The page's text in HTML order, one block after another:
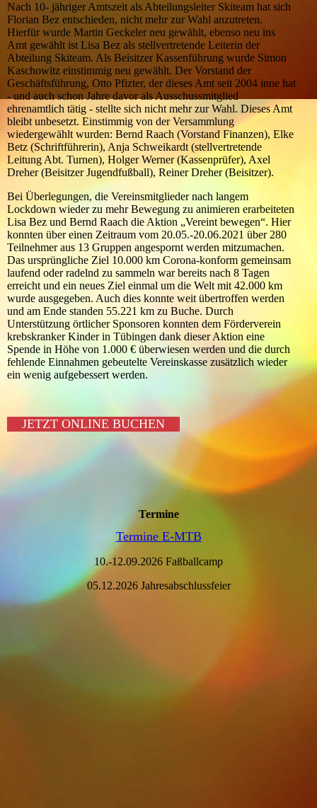
Nach 10- jähriger Amtszeit als Abteilungsleiter Skiteam hat sich
Florian Bez entschieden, nicht mehr zur Wahl anzutreten.
Hierfür wurde Martin Geckeler neu gewählt, ebenso neu ins
Amt gewählt ist Lisa Bez als stellvertretende Leiterin der
Abteilung Skiteam. Als Beisitzer Kassenführung wurde Simon
Kaschowitz einstimmig neu gewählt. Der Vorstand der
Geschäftsführung, Otto Pfizter, der dieses Amt seit 2004 inne hat
- und auch schon Jahre davor als Ausschussmitglied
ehrenamtlich tätig - stellte sich nicht mehr zur Wahl. Dieses Amt
bleibt unbesetzt. Einstimmig von der Versammlung
wiedergewählt wurden: Bernd Raach (Vorstand Finanzen), Elke
Betz (Schriftführerin), Anja Schweikardt (stellvertretende
Leitung Abt. Turnen), Holger Werner (Kassenprüfer), Axel
Dreher (Beisitzer Jugendfußball), Reiner Dreher (Beisitzer).
Bei Überlegungen, die Vereinsmitglieder nach langem
Lockdown wieder zu mehr Bewegung zu animieren erarbeiteten
Lisa Bez und Bernd Raach die Aktion „Vereint bewegen“. Hier
konnten über einen Zeitraum vom 20.05.-20.06.2021 über 280
Teilnehmer aus 13 Gruppen angespornt werden mitzumachen.
Das ursprüngliche Ziel 10.000 km Corona-konform gemeinsam
laufend oder radelnd zu sammeln war bereits nach 8 Tagen
erreicht und ein neues Ziel einmal um die Welt mit 42.000 km
wurde ausgegeben. Auch dies konnte weit übertroffen werden
und am Ende standen 55.221 km zu Buche. Durch
Unterstützung örtlicher Sponsoren konnten dem Förderverein
krebskranker Kinder in Tübingen dank dieser Aktion eine
Spende in Höhe von 1.000 € überwiesen werden und die durch
fehlende Einnahmen gebeutelte Vereinskasse zusätzlich wieder
ein wenig aufgebessert werden.
JETZT ONLINE BUCHEN
Termine
Termine E-MTB
10.-12.09.2026 Faßballcamp
05.12.2026 Jahresabschlussfeier